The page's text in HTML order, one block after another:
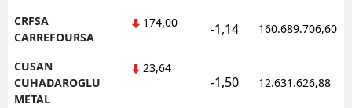
CRFSA
CARREFOURSA
174,00 -1,14 160.689.706,60
CUSAN
CUHADAROGLU
METAL
23,64
-1,50 12.631.626,88